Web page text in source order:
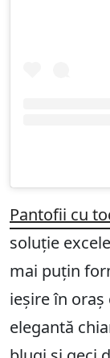
Pantofii cu
soluție
mai puțin
ieșire în
elegantă